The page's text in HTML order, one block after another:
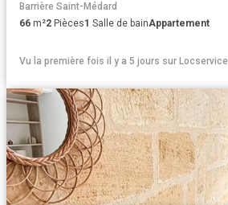
Barrière Saint-Médard
66 m²2 Pièces1 Salle de bainAppartement
Vu la première fois il y a 5 jours sur Locservice